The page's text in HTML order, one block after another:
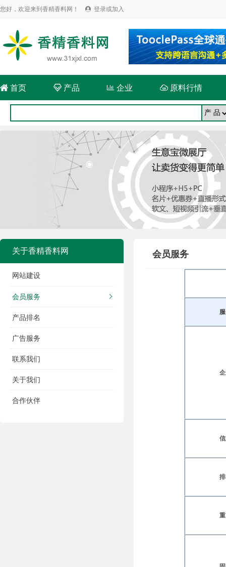
您好，欢迎来到香精香料网！  登录或加入
 首页 产品  企业 原料行情
关于香精香料网
网站建设
会员服务
产品排名
广告服务
联系我们
关于我们
合作伙伴
会员服务